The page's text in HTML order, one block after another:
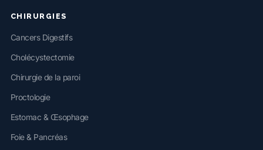
CHIRURGIES
Cancers Digestifs
Cholécystectomie
Chirurgie de la paroi
Proctologie
Estomac & Œsophage
Foie & Pancréas